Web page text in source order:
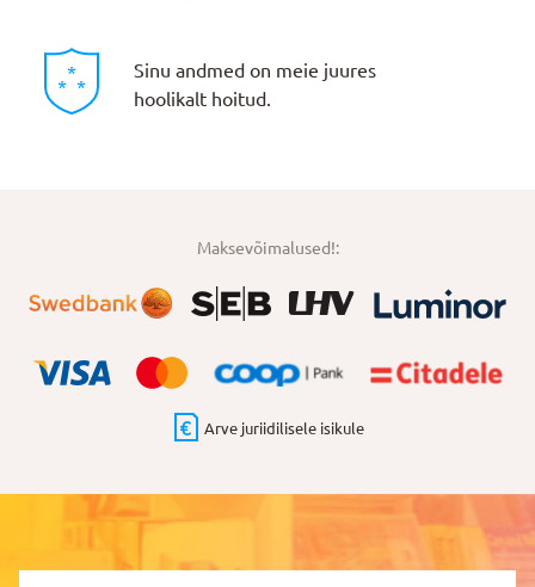
Sinu andmed on meie juures
hoolikalt hoitud.
Maksevõimalused!:
Arve juriidilisele isikule